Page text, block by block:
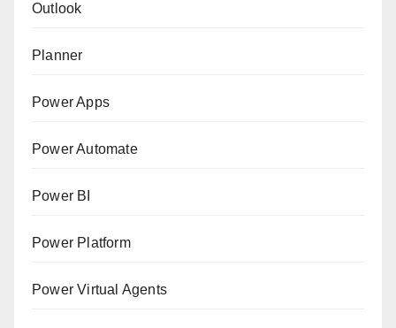
Outlook
Planner
Power Apps
Power Automate
Power BI
Power Platform
Power Virtual Agents